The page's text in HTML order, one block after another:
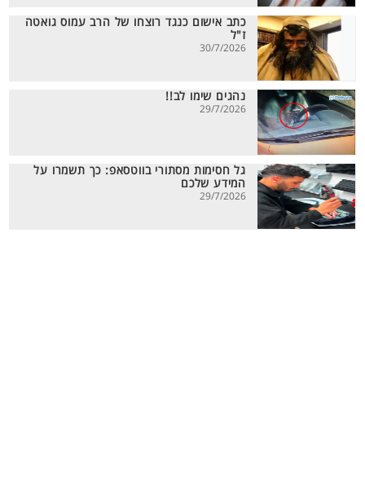
כתב אישום כנגד רוצחו של הרב עמוס גואטה
ז"ל
30/7/2026
נהגים שימו לב!!
29/7/2026
גל חסימות מסתורי בווטסאפ: כך תשמרו על
המידע שלכם
29/7/2026